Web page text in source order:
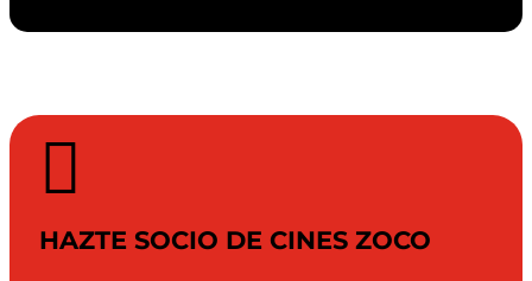

HAZTE SOCIO DE CINES ZOCO